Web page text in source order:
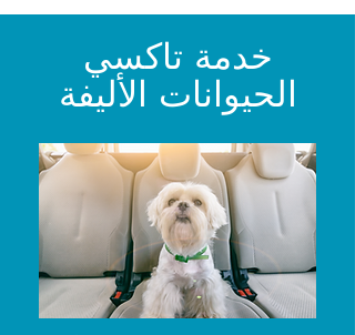
خدمة تاكسي
الحيوانات الأليفة